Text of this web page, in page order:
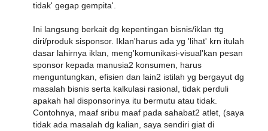
tidak' gegap gempita'.
Ini langsung berkait dg kepentingan bisnis/iklan ttg
diri/produk sisponsor. Iklan'harus ada yg 'lihat' krn itulah
dasar lahirnya iklan, meng'komunikasi-visual'kan pesan
sponsor kepada manusia2 konsumen, harus
menguntungkan, efisien dan lain2 istilah yg bergayut dg
masalah bisnis serta kalkulasi rasional, tidak perduli
apakah hal disponsorinya itu bermutu atau tidak.
Contohnya, maaf sribu maaf pada sahabat2 atlet, (saya
tidak ada masalah dg kalian, saya sendiri giat di